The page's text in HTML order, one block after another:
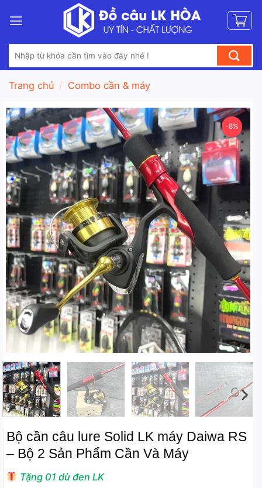
qua
dung
kiếm:
Trang chủ / Combo cần & máy
-8%
Bộ cần câu lure Solid LK máy Daiwa RS
– Bộ 2 Sản Phẩm Cần Và Máy
Tặng 01 dù đen LK